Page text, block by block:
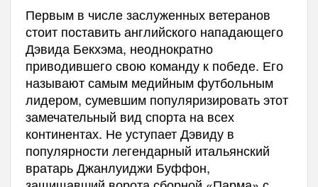
Первым в числе заслуженных ветеранов
стоит поставить английского нападающего
Дэвида Бекхэма, неоднократно
приводившего свою команду к победе. Его
называют самым медийным футбольным
лидером, сумевшим популяризировать этот
замечательный вид спорта на всех
континентах. Не уступает Дэвиду в
популярности легендарный итальянский
вратарь Джанлуиджи Буффон,